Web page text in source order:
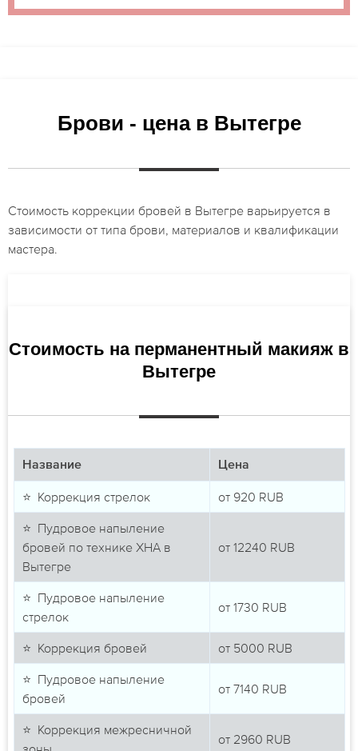
Брови - цена в Вытегре
Стоимость коррекции бровей в Вытегре варьируется в
зависимости от типа брови, материалов и квалификации
мастера.
Стоимость на перманентный макияж в
Вытегре
Название Цена
⭐ Коррекция стрелок от 920 RUB
⭐ Пудровое напыление
бровей по технике ХНА в
Вытегре
от 12240 RUB
⭐ Пудровое напыление
стрелок
от 1730 RUB
⭐ Коррекция бровей от 5000 RUB
⭐ Пудровое напыление
бровей
от 7140 RUB
⭐ Коррекция межресничной
от 2960 RUB